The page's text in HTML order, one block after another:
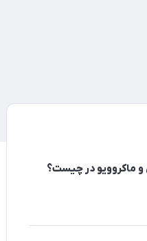
و ماکروویو در چیست؟